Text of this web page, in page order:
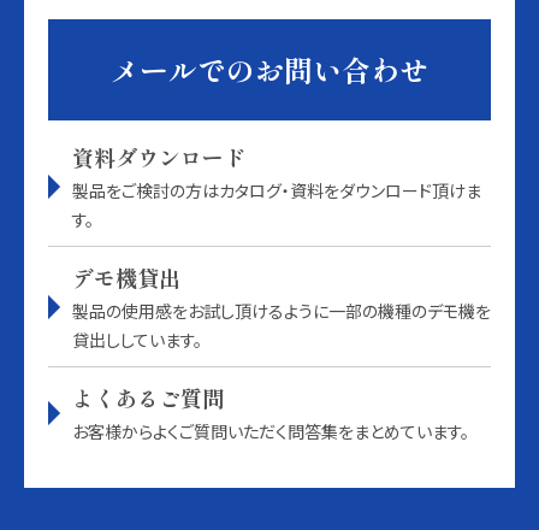
メールでのお問い合わせ
資料ダウンロード
製品をご検討の方はカタログ・資料をダウンロード頂けま
す。
デモ機貸出
製品の使用感をお試し頂けるように一部の機種のデモ機を
貸出ししています。
よくあるご質問
お客様からよくご質問いただく問答集をまとめています。